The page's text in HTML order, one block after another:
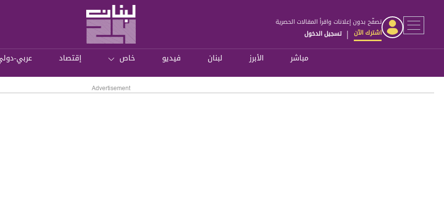
تصفّح بدون إعلانات واقرأ المقالات الحصرية
اشترك الآن | تسجيل الدخول
مباشر الأبرز لبنان فيديو خاص إقتصاد عربي-
Advertisement